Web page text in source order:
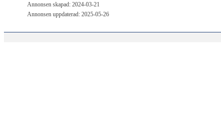
Annonsen skapad: 2024-03-21
Annonsen uppdaterad: 2025-05-26